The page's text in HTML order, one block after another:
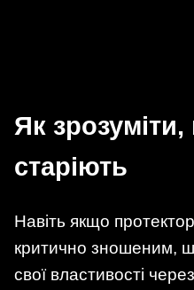
Як
старіють
Навіть якщо
критично зношеним,
свої властивості